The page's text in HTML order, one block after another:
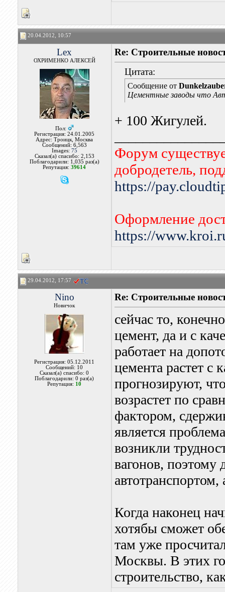
20.04.2012, 10:57
Lex
ОХРИМЕНКО АЛЕКСЕЙ
Пол:
Регистрация: 24.01.2005
Адрес: Троицк, Москва
Сообщений: 6,563
Images: 75
Сказал(а) спасибо: 2,153
Поблагодарили: 1,035 раз(а)
Репутация:39614
Re: Строительные
Цитата:
Сообщение от
Цементные заводы что
+ 100 Жигулей.
Форум
добродетель,
https://
Оформление
https://
29.04.2012, 17:57
Nino
Новичок
Регистрация: 05.12.2011
Сообщений: 10
Сказал(а) спасибо: 0
Поблагодарили: 0 раз(а)
Репутация: 10
Re: Строительные
сейчас то,
цемент, да и с
работает на
цемента растет с
прогнозируют,
возрастет по
фактором,
является
возникли
вагонов, поэтому
Когда наконец
хотябы сможет
там уже
Москвы. В этих
строительство,